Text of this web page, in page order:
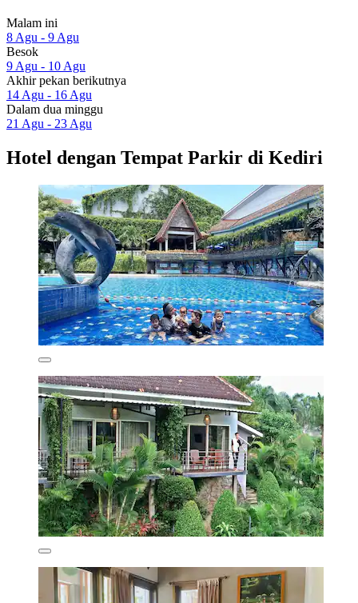
Malam ini
8 Agu - 9 Agu
Besok
9 Agu - 10 Agu
Akhir pekan berikutnya
14 Agu - 16 Agu
Dalam dua minggu
21 Agu - 23 Agu
Hotel dengan Tempat Parkir di Kediri